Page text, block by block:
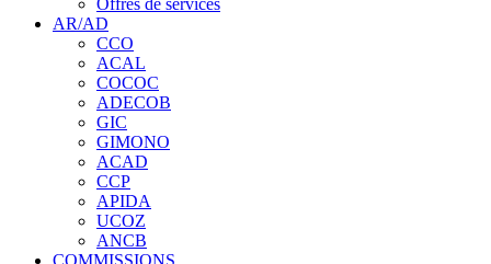
AR/AD
CCO
ACAL
COCOC
ADECOB
GIC
GIMONO
ACAD
CCP
APIDA
UCOZ
ANCB
COMMISSIONS